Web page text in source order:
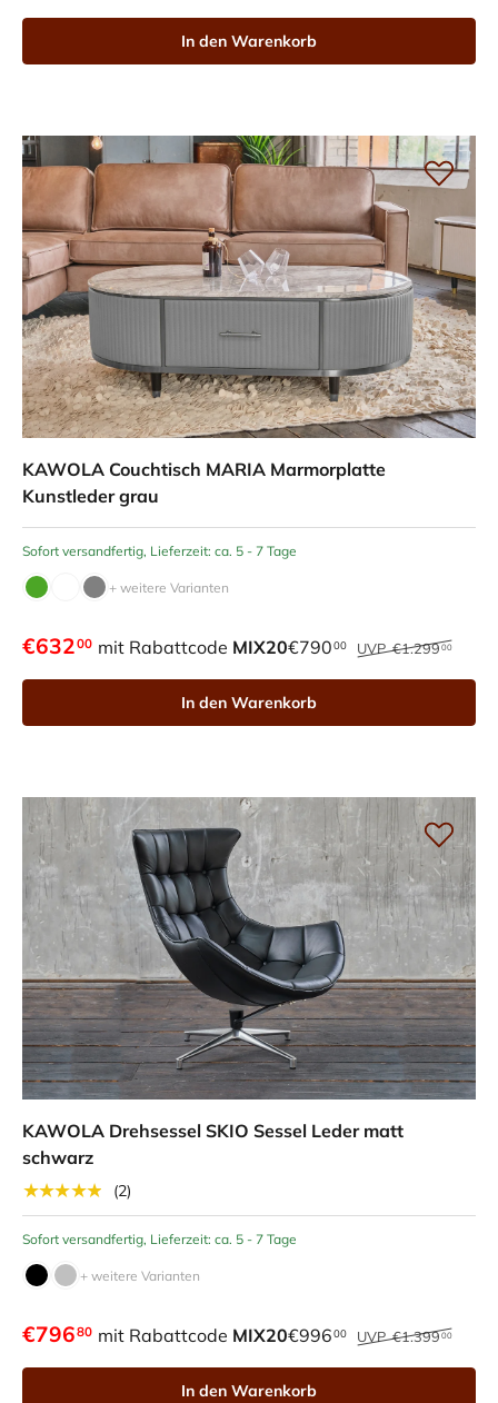
In den Warenkorb
KAWOLA Couchtisch MARIA Marmorplatte
Kunstleder grau
Sofort versandfertig, Lieferzeit: ca. 5 - 7 Tage
+ weitere Varianten
€63200 mit Rabattcode MIX20€79000 UVP€1.29900
In den Warenkorb
KAWOLA Drehsessel SKIO Sessel Leder matt
schwarz
★★★★★
(2)
Sofort versandfertig, Lieferzeit: ca. 5 - 7 Tage
+ weitere Varianten
€79680 mit Rabattcode MIX20€99600 UVP€1.39900
In den Warenkorb